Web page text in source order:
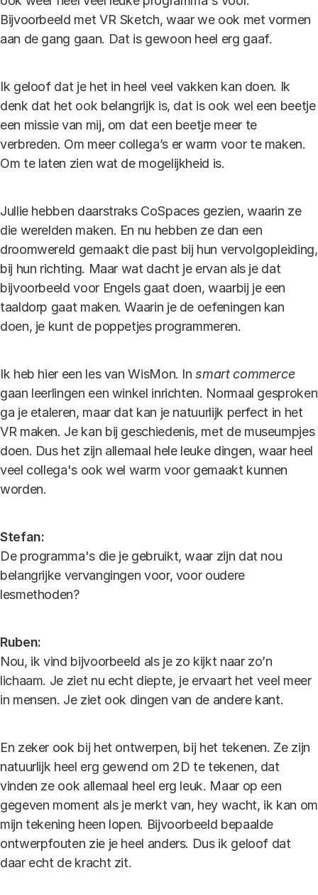
Bijvoorbeeld met VR Sketch, waar we ook met vormen
aan de gang gaan. Dat is gewoon heel erg gaaf.
Ik geloof dat je het in heel veel vakken kan doen. Ik
denk dat het ook belangrijk is, dat is ook wel een beetje
een missie van mij, om dat een beetje meer te
verbreden. Om meer collega’s er warm voor te maken.
Om te laten zien wat de mogelijkheid is.
Jullie hebben daarstraks CoSpaces gezien, waarin ze
die werelden maken. En nu hebben ze dan een
droomwereld gemaakt die past bij hun vervolgopleiding,
bij hun richting. Maar wat dacht je ervan als je dat
bijvoorbeeld voor Engels gaat doen, waarbij je een
taaldorp gaat maken. Waarin je de oefeningen kan
doen, je kunt de poppetjes programmeren.
Ik heb hier een les van WisMon. Insmart commerce
gaan leerlingen een winkel inrichten. Normaal gesproken
ga je etaleren, maar dat kan je natuurlijk perfect in het
VR maken. Je kan bij geschiedenis, met de museumpjes
doen. Dus het zijn allemaal hele leuke dingen, waar heel
veel collega's ook wel warm voor gemaakt kunnen
worden.
Stefan:
De programma's die je gebruikt, waar zijn dat nou
belangrijke vervangingen voor, voor oudere
lesmethoden?
Ruben:
Nou, ik vind bijvoorbeeld als je zo kijkt naar zo’n
lichaam. Je ziet nu echt diepte, je ervaart het veel meer
in mensen. Je ziet ook dingen van de andere kant.
En zeker ook bij het ontwerpen, bij het tekenen. Ze zijn
natuurlijk heel erg gewend om 2D te tekenen, dat
vinden ze ook allemaal heel erg leuk. Maar op een
gegeven moment als je merkt van, hey wacht, ik kan om
mijn tekening heen lopen. Bijvoorbeeld bepaalde
ontwerpfouten zie je heel anders. Dus ik geloof dat
daar echt de kracht zit.